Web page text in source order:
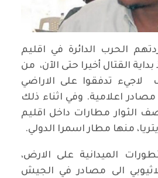
الحرب الدائرة في اقليم
بداية القتال أخيرا حتى الآن، من
الى 20 الف لاجيء تدفقوا على الاراضي
اعلامية. وفي اثناء ذلك
الثوار مطارات داخل اقليم
منها مطار اسمرا الدولي.
الميدانية على الارض،
الى مصادر في الجيش